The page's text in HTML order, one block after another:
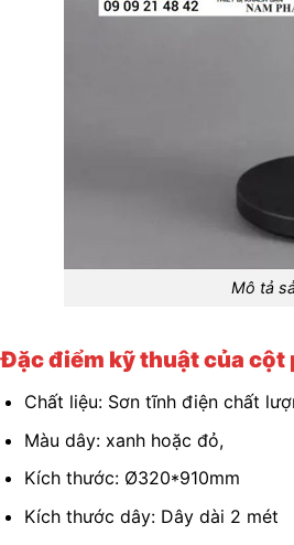
Mô tả
Đặc điểm kỹ thuật của cột
Chất liệu: Sơn tĩnh điện chất
Màu dây: xanh hoặc đỏ,
Kích thước: Ø320*910mm
Kích thước dây: Dây dài 2 mét